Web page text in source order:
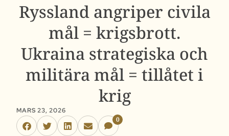
Ryssland angriper civila
mål = krigsbrott.
Ukraina strategiska och
militära mål = tillåtet i
krig
MARS 23, 2026
0